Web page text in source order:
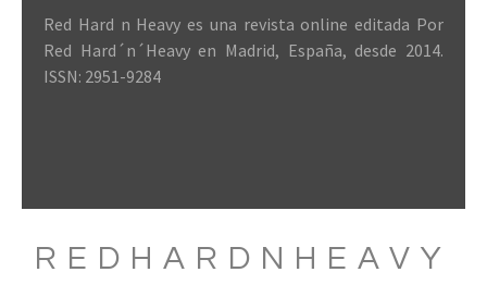
Red Hard n Heavy es una revista online editada Por
Red Hard´n´Heavy en Madrid, España, desde 2014.
ISSN: 2951-9284
REDHARDNHEAVY